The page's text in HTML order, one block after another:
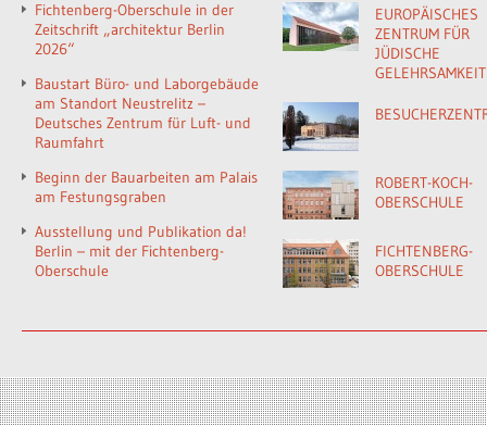
Fichtenberg-Oberschule in der
Zeitschrift „architektur Berlin
2026“
Baustart Büro- und Laborgebäude
am Standort Neustrelitz –
Deutsches Zentrum für Luft- und
Raumfahrt
Beginn der Bauarbeiten am Palais
am Festungsgraben
Ausstellung und Publikation da!
Berlin – mit der Fichtenberg-
Oberschule
EUROPÄISCHES
ZENTRUM FÜR
JÜDISCHE
GELEHRSAMKEIT
ROBERT-KOCH-
OBERSCHULE
FICHTENBERG-
OBERSCHULE